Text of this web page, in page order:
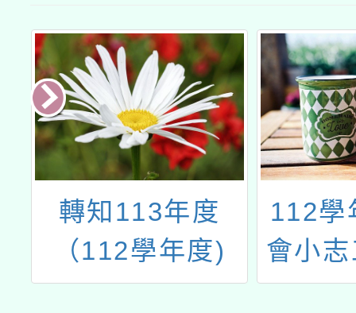
轉知113年度
（112學年度)
「校園珍惜健保
112學
會小